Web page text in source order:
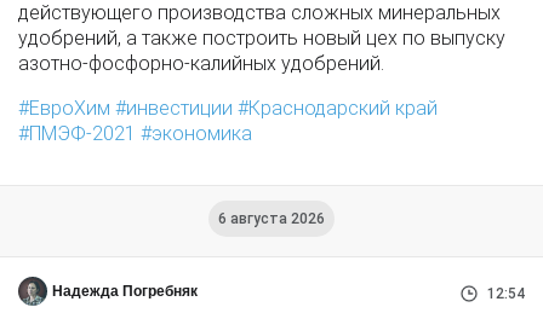
действующего производства сложных минеральных
удобрений, а также построить новый цех по выпуску
азотно-фосфорно-калийных удобрений.
ЕвроХим
инвестиции
Краснодарский край
ПМЭФ-2021
экономика
6 августа 2026
Надежда Погребняк 12:54